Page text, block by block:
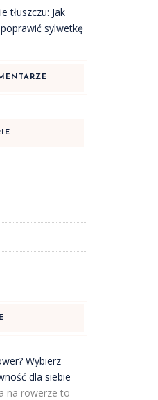
tłuszczu: Jak
sylwetkę
Wybierz
dla siebie
na rowerze to